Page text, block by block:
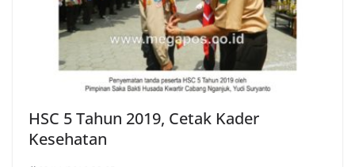
HSC 5 Tahun 2019, Cetak Kader
Kesehatan